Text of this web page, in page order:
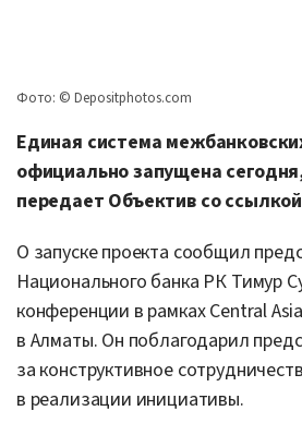
Фото: © Depositphotos.com
Единая система
официально запущена
передает Объектив со
О запуске проекта сообщил
Национального банка РК Тимур
конференции в рамках Central
в Алматы. Он поблагодарил
за конструктивное
в реализации инициативы.